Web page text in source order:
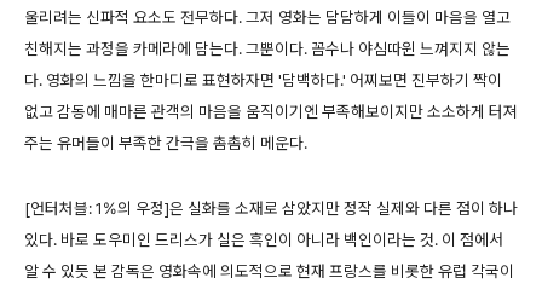
울리려는 신파적 요소도 전무하다. 그저 영화는 담담하게 이들이 마음을 열고
친해지는 과정을 카메라에 담는다. 그뿐이다. 꼼수나 야심따윈 느껴지지 않는
다. 영화의 느낌을 한마디로 표현하자면 '담백하다.' 어찌보면 진부하기 짝이
없고 감동에 매마른 관객의 마음을 움직이기엔 부족해보이지만 소소하게 터져
주는 유머들이 부족한 간극을 촘촘히 메운다.
[언터처블: 1%의 우정]은 실화를 소재로 삼았지만 정작 실제와 다른 점이 하나
있다. 바로 도우미인 드리스가 실은 흑인이 아니라 백인이라는 것. 이 점에서
알 수 있듯 본 감독은 영화속에 의도적으로 현재 프랑스를 비롯한 유럽 각국이